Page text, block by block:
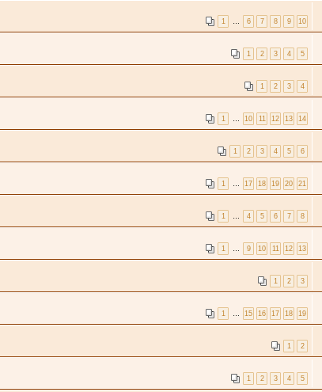
1 6 7 8 9 10
1 2 3 4 5
1 2 3 4
1 10 11 12 13 14
1 2 3 4 5 6
1 17 18 19 20 21
1 4 5 6 7 8
1 9 10 11 12 13
1 2 3
1 15 16 17 18 19
1 2
1 2 3 4 5